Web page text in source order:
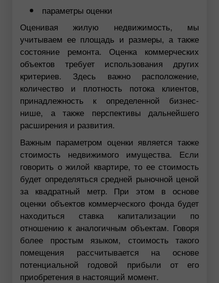
параметры оценки
Оценивая жилую недвижимость, мы
учитываем ее площадь и размеры, а также
состояние ремонта. Оценка коммерческих
объектов требует использования других
критериев. Здесь важно расположение,
количество и плотность потока клиентов,
принадлежность к определенной бизнес-
нише, а также перспективы дальнейшего
расширения и развития.
Важным параметром оценки является также
стоимость недвижимого имущества. Если
говорить о жилой квартире, то ее стоимость
будет определяться средней рыночной ценой
за квадратный метр. При этом в основе
оценки объектов коммерческого фонда будет
находиться ставка капитализации по
отношению к аналогичным объектам. Говоря
более простым языком, стоимость такого
помещения рассчитывается на основе
потенциальной годовой прибыли от его
приобретения в настоящий момент.